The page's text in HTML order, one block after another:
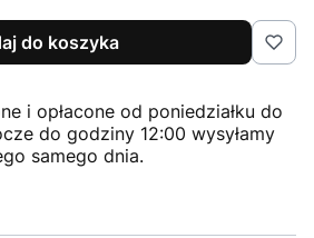
do koszyka
i opłacone od poniedziałku do
do godziny 12:00 wysyłamy
samego dnia.